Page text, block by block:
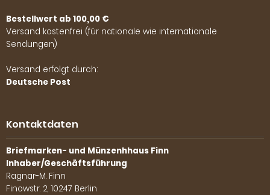
Bestellwert ab 100,00 €
Versand kostenfrei (für nationale wie internationale
Sendungen)
Versand erfolgt durch:
Deutsche Post
Kontaktdaten
Briefmarken- und Münzenhhaus Finn
Inhaber/Geschäftsführung
Ragnar-M. Finn
Finowstr. 2, 10247 Berlin